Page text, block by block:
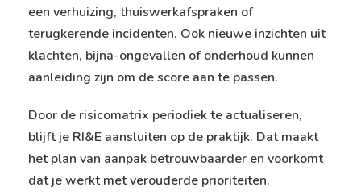
een verhuizing, thuiswerkafspraken of
terugkerende incidenten. Ook nieuwe inzichten uit
klachten, bijna-ongevallen of onderhoud kunnen
aanleiding zijn om de score aan te passen.
Door de risicomatrix periodiek te actualiseren,
blijft je RI&E aansluiten op de praktijk. Dat maakt
het plan van aanpak betrouwbaarder en voorkomt
dat je werkt met verouderde prioriteiten.